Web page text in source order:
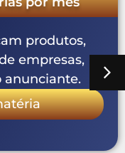
produtos,
empresas,
anunciante.